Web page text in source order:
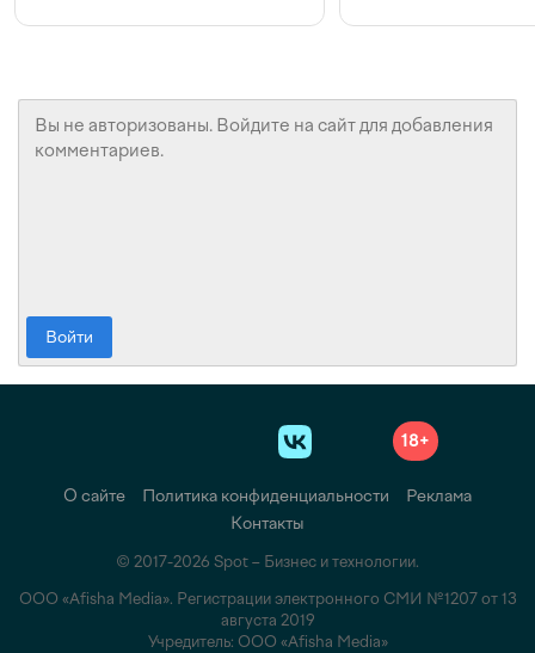
Войти
18+
О сайте Политика конфиденциальности
Реклама
Контакты
© 2017-2026 Spot – Бизнес и технологии.
ООО «Afisha Media». Регистрации электронного СМИ №1207 от 13
августа 2019
Учредитель: ООО «Afisha Media»